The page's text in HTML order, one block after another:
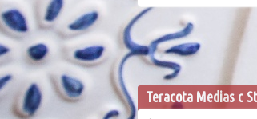
Teracota Medias c